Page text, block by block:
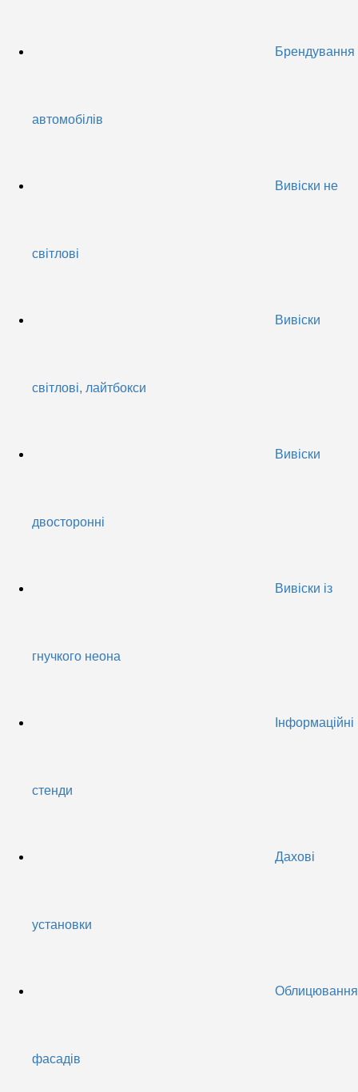
Брендування
автомобілів
Вивіски не
світлові
Вивіски
світлові, лайтбокси
Вивіски
двосторонні
Вивіски із
гнучкого неона
Інформаційні
стенди
Дахові
установки
Облицювання
фасадів